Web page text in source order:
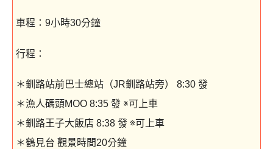
車程：9小時30分鐘
行程：
＊釧路站前巴士總站（JR釧路站旁） 8:30 發
＊漁人碼頭MOO 8:35 發 ※可上車
＊釧路王子大飯店 8:38 發 ※可上車
＊鶴見台 觀景時間20分鐘